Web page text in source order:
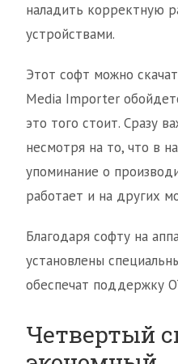
наладить корректную
устройствами.
Этот софт можно
Media Importer
это того стоит. Сразу
несмотря на то, что в
упоминание о
работает и на других
Благодаря софту на
установлены
обеспечат поддержку
Четвертый